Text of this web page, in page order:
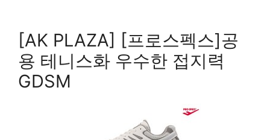
[AK PLAZA] [프로스펙스]공
용 테니스화 우수한 접지력
GDSM